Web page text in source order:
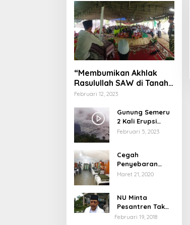
“Membumikan Akhlak
Rasulullah SAW di Tanah
Nusantara”
Februari 12, 2023
Gunung Semeru
2 Kali Erupsi
dengan Tinggi
Februari 5, 2023
Cegah
Penyebaran
Virus Corona,
Pelayanan
Maret 21, 2020
NU Minta
Pesantren Tak
Terprovokasi
Februari 19, 2018